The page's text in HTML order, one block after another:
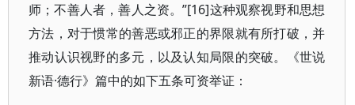
师；不善人者，善人之资。”[16]这种观察视野和思想
方法，对于惯常的善恶或邪正的界限就有所打破，并
推动认识视野的多元，以及认知局限的突破。《世说
新语·德行》篇中的如下五条可资举证：